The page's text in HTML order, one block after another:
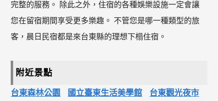
完整的服務。 除此之外，住宿的各種娛樂設施一定會讓
您在留宿期間享受更多樂趣。 不管您是哪一種類型的旅
客，晨日民宿都是來台東縣的理想下榻住宿。
附近景點
台東森林公園 國立臺東生活美學館
台東觀光夜市